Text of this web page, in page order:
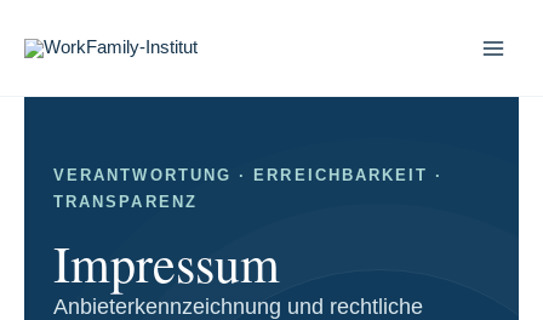
Inhalt
VERANTWORTUNG · ERREICHBARKEIT ·
TRANSPARENZ
Impressum
Anbieterkennzeichnung und rechtliche